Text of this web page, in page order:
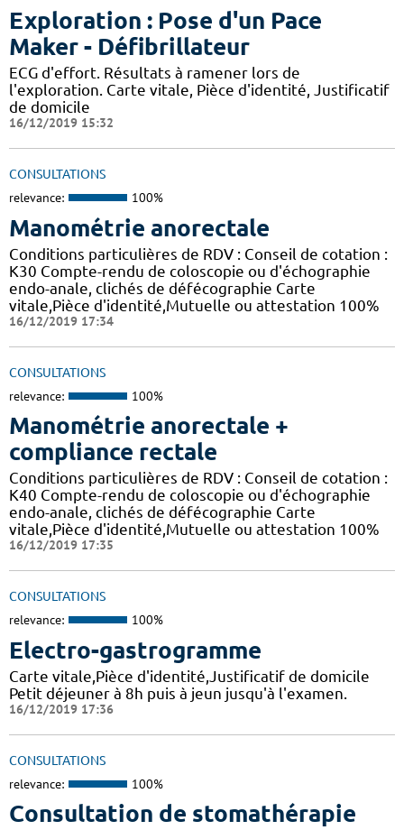
Exploration : Pose d'un Pace
Maker - Défibrillateur
ECG d'effort. Résultats à ramener lors de
l'exploration. Carte vitale, Pièce d'identité, Justificatif
de domicile
16/12/2019 15:32
CONSULTATIONS
relevance: 100%
Manométrie anorectale
Conditions particulières de RDV : Conseil de cotation :
K30 Compte-rendu de coloscopie ou d'échographie
endo-anale, clichés de défécographie Carte
vitale,Pièce d'identité,Mutuelle ou attestation 100%
16/12/2019 17:34
CONSULTATIONS
relevance: 100%
Manométrie anorectale +
compliance rectale
Conditions particulières de RDV : Conseil de cotation :
K40 Compte-rendu de coloscopie ou d'échographie
endo-anale, clichés de défécographie Carte
vitale,Pièce d'identité,Mutuelle ou attestation 100%
16/12/2019 17:35
CONSULTATIONS
relevance: 100%
Electro-gastrogramme
Carte vitale,Pièce d'identité,Justificatif de domicile
Petit déjeuner à 8h puis à jeun jusqu'à l'examen.
16/12/2019 17:36
CONSULTATIONS
relevance: 100%
Consultation de stomathérapie